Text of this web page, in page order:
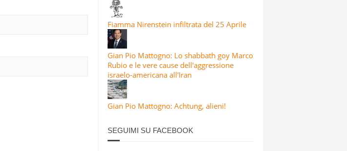
Fiamma Nirenstein infiltrata del 25 Aprile
Gian Pio Mattogno: Lo shabbath goy Marco
Rubio e le vere cause dell'aggressione
israelo-americana all'Iran
Gian Pio Mattogno: Achtung, alieni!
SEGUIMI SU FACEBOOK